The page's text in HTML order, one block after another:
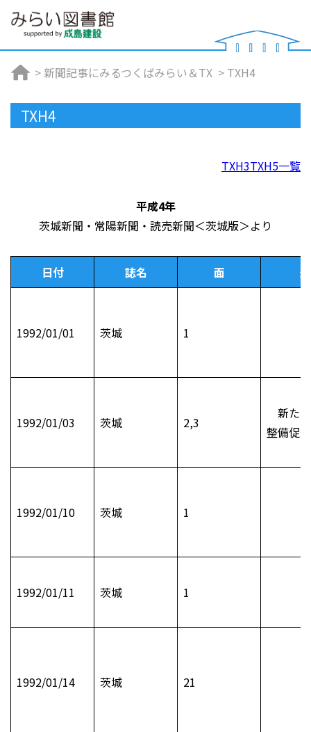
> 新聞記事にみるつくばみらい＆TX > TXH4
TXH4
TXH3TXH5一覧
平成4年
茨城新聞・常陽新聞・読売新聞＜茨城版＞より
日付 誌名 面
1992/01/01 茨城 1
1992/01/03 茨城 2,3
新た
整備促進
1992/01/10 茨城 1
1992/01/11 茨城 1
1992/01/14 茨城 21